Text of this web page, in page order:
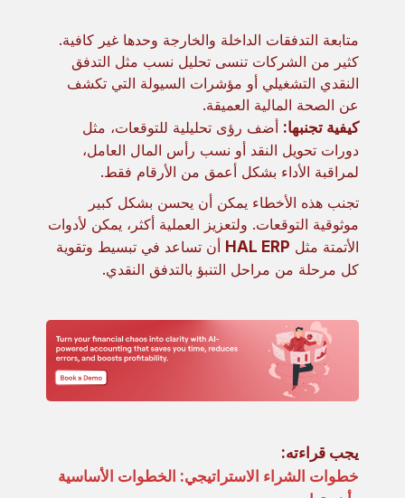
متابعة التدفقات الداخلة والخارجة وحدها غير كافية.
كثير من الشركات تنسى تحليل نسب مثل التدفق
النقدي التشغيلي أو مؤشرات السيولة التي تكشف
عن الصحة المالية العميقة.
كيفية تجنبها: أضف رؤى تحليلية للتوقعات، مثل
دورات تحويل النقد أو نسب رأس المال العامل،
لمراقبة الأداء بشكل أعمق من الأرقام فقط.
تجنب هذه الأخطاء يمكن أن يحسن بشكل كبير
موثوقية التوقعات. ولتعزيز العملية أكثر، يمكن لأدوات
الأتمتة مثل HAL ERP أن تساعد في تبسيط وتقوية
كل مرحلة من مراحل التنبؤ بالتدفق النقدي.
يجب قراءته:
خطوات الشراء الاستراتيجي: الخطوات الأساسية